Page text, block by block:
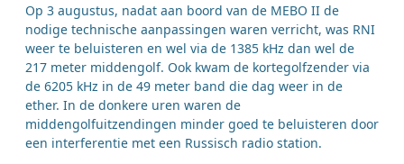
Op 3 augustus, nadat aan boord van de MEBO II de
nodige technische aanpassingen waren verricht, was RNI
weer te beluisteren en wel via de 1385 kHz dan wel de
217 meter middengolf. Ook kwam de kortegolfzender via
de 6205 kHz in de 49 meter band die dag weer in de
ether. In de donkere uren waren de
middengolfuitzendingen minder goed te beluisteren door
een interferentie met een Russisch radio station.